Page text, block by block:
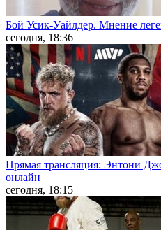
Бой Усик-Уайлдер. Мнение
сегодня, 18:36
Прямая трансляция: Энтони
онлайн
сегодня, 18:15